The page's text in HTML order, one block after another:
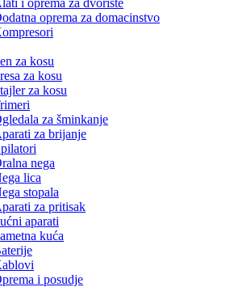
i oprema za dvorište
oprema za domacinstvo
za kosu
za kosu
za kosu
za šminkanje
za brijanje
nega
lica
stopala
za pritisak
aparati
kuća
i posudje